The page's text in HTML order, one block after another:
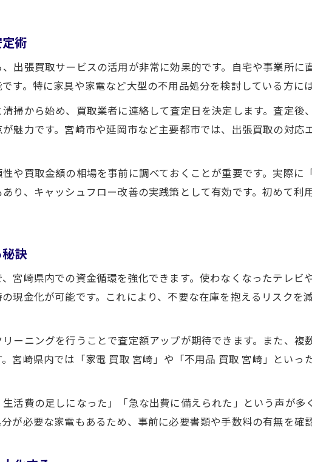
出張買取で企業資金を効率よく現金化
宮崎のリサイクルショップで資金管理術を学ぶ
買取でキャッシュフローに余裕を持たせる秘訣
出張買取を通じて効率よく現金化するコツ
リサイクルショップ出張買取の活用術
家電買取で手間なく現金化するポイント
家電買取がキャッシュフローに与える効果
宮崎の買取経験を生かした資金管理事例
術
出張買取サービスの活用が非常に効果的です。自宅や事業所に
す。特に家具や家電など大型の不用品処分を検討している方に
掃から始め、買取業者に連絡して査定日を決定します。査定後
魅力です。宮崎市や延岡市など主要都市では、出張買取の対応
や買取金額の相場を事前に調べておくことが重要です。実際に
り、キャッシュフロー改善の実践策として有効です。初めて利
訣
宮崎県内での資金循環を強化できます。使わなくなったテレビ
現金化が可能です。これにより、不要な在庫を抱えるリスクを
ーニングを行うことで査定額アップが期待できます。また、複
宮崎県内では「家電 買取 宮崎」や「不用品 買取 宮崎」といっ
活費の足しになった」「急な出費に備えられた」という声が多
が必要な家電もあるため、事前に必要書類や手数料の有無を確